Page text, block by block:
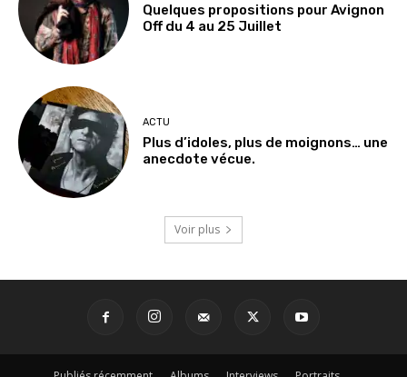
Quelques propositions pour Avignon
Off du 4 au 25 Juillet
ACTU
Plus d’idoles, plus de moignons… une
anecdote vécue.
Voir plus